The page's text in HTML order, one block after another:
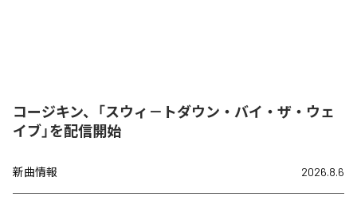
コージキン、「スウィ－トダウン・バイ・ザ・ウェ
イブ」を配信開始
新曲情報 2026.8.6